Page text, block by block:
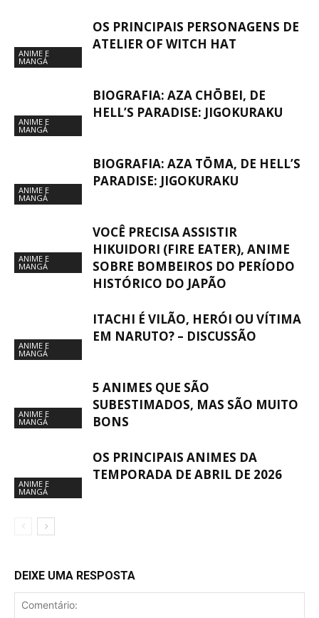
ANIME E
MANGÁ
OS PRINCIPAIS PERSONAGENS DE
ATELIER OF WITCH HAT
ANIME E
MANGÁ
BIOGRAFIA: AZA CHŌBEI, DE
HELL’S PARADISE: JIGOKURAKU
ANIME E
MANGÁ
BIOGRAFIA: AZA TŌMA, DE HELL’S
PARADISE: JIGOKURAKU
ANIME E
MANGÁ
VOCÊ PRECISA ASSISTIR
HIKUIDORI (FIRE EATER), ANIME
SOBRE BOMBEIROS DO PERÍODO
HISTÓRICO DO JAPÃO
ANIME E
MANGÁ
ITACHI É VILÃO, HERÓI OU VÍTIMA
EM NARUTO? – DISCUSSÃO
ANIME E
MANGÁ
5 ANIMES QUE SÃO
SUBESTIMADOS, MAS SÃO MUITO
BONS
ANIME E
MANGÁ
OS PRINCIPAIS ANIMES DA
TEMPORADA DE ABRIL DE 2026
DEIXE UMA RESPOSTA